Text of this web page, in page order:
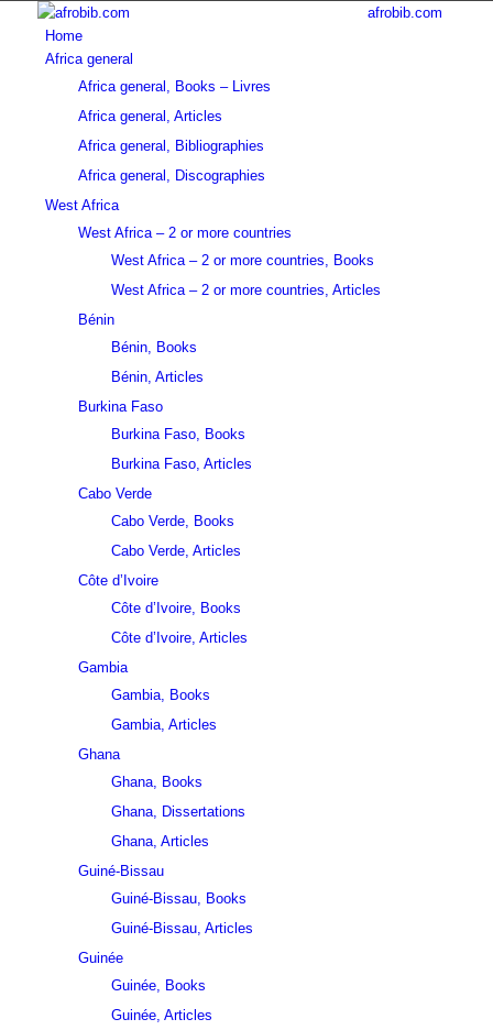
afrobib.com
Home
Africa general
Africa general, Books – Livres
Africa general, Articles
Africa general, Bibliographies
Africa general, Discographies
West Africa
West Africa – 2 or more countries
West Africa – 2 or more countries, Books
West Africa – 2 or more countries, Articles
Bénin
Bénin, Books
Bénin, Articles
Burkina Faso
Burkina Faso, Books
Burkina Faso, Articles
Cabo Verde
Cabo Verde, Books
Cabo Verde, Articles
Côte d’Ivoire
Côte d’Ivoire, Books
Côte d’Ivoire, Articles
Gambia
Gambia, Books
Gambia, Articles
Ghana
Ghana, Books
Ghana, Dissertations
Ghana, Articles
Guiné-Bissau
Guiné-Bissau, Books
Guiné-Bissau, Articles
Guinée
Guinée, Books
Guinée, Articles